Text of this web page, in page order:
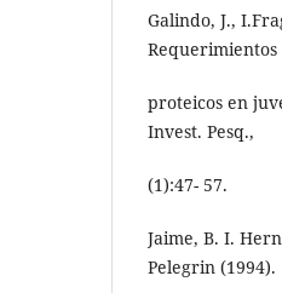
Galindo, J.,
Requerimientos
proteicos en
Invest. Pesq.,
(1):47- 57.
Jaime, B. I.
Pelegrin (1994).